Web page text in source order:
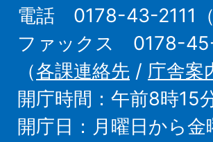
電話 0178-43-2111
ファックス 0178-
（各課連絡先 / 庁舎案
開庁時間：午前8時15
開庁日：月曜日から